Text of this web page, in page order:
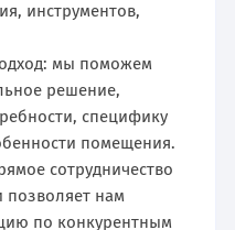
инструментов,
мы поможем
решение,
специфику
помещения.
сотрудничество
позволяет нам
по конкурентным